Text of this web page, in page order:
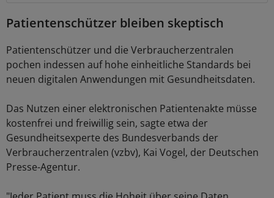
Patientenschützer bleiben skeptisch
Patientenschützer und die Verbraucherzentralen
pochen indessen auf hohe einheitliche Standards bei
neuen digitalen Anwendungen mit Gesundheitsdaten.
Das Nutzen einer elektronischen Patientenakte müsse
kostenfrei und freiwillig sein, sagte etwa der
Gesundheitsexperte des Bundesverbands der
Verbraucherzentralen (vzbv), Kai Vogel, der Deutschen
Presse-Agentur.